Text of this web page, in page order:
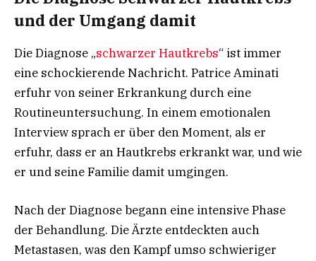
und der Umgang damit
Die Diagnose „schwarzer Hautkrebs“ ist immer
eine schockierende Nachricht. Patrice Aminati
erfuhr von seiner Erkrankung durch eine
Routineuntersuchung. In einem emotionalen
Interview sprach er über den Moment, als er
erfuhr, dass er an Hautkrebs erkrankt war, und wie
er und seine Familie damit umgingen.
Nach der Diagnose begann eine intensive Phase
der Behandlung. Die Ärzte entdeckten auch
Metastasen, was den Kampf umso schwieriger